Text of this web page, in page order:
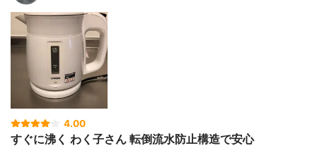
4.00
すぐに沸く わく子さん 転倒流水防止構造で安心